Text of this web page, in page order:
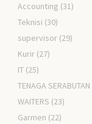
Accounting (31)
Teknisi (30)
supervisor (29)
Kurir (27)
IT (25)
TENAGA SERABUTAN
WAITERS (23)
Garmen (22)